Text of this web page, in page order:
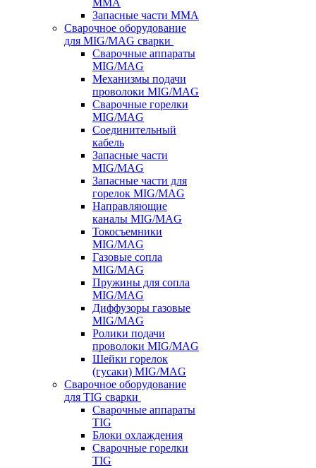
MMA
Запасные части MMA
Сварочное оборудование
для MIG/MAG сварки
Сварочные аппараты
MIG/MAG
Механизмы подачи
проволоки MIG/MAG
Сварочные горелки
MIG/MAG
Соединительный
кабель
Запасные части
MIG/MAG
Запасные части для
горелок MIG/MAG
Направляющие
каналы MIG/MAG
Токосъемники
MIG/MAG
Газовые сопла
MIG/MAG
Пружины для сопла
MIG/MAG
Диффузоры газовые
MIG/MAG
Ролики подачи
проволоки MIG/MAG
Шейки горелок
(гусаки) MIG/MAG
Сварочное оборудование
для TIG сварки
Сварочные аппараты
TIG
Блоки охлаждения
Сварочные горелки
TIG